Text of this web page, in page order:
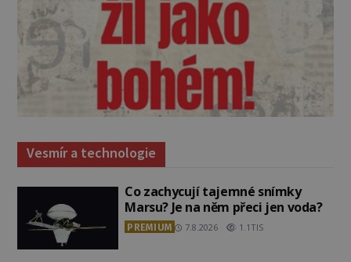
Vesmír a technologie
Co zachycují tajemné snímky
Marsu? Je na něm přeci jen voda?
PREMIUM 7.8.2026 1.1TIS